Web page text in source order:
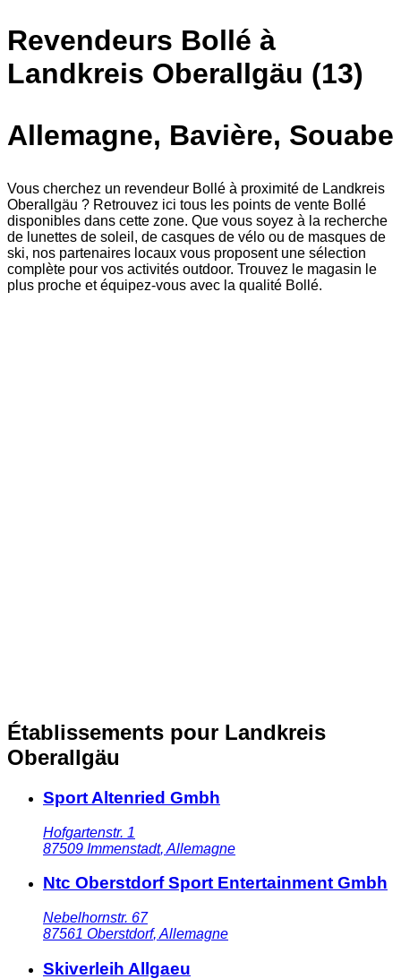
Revendeurs Bollé à
Landkreis Oberallgäu (13)
Allemagne, Bavière, Souabe
Vous cherchez un revendeur Bollé à proximité de Landkreis
Oberallgäu ? Retrouvez ici tous les points de vente Bollé
disponibles dans cette zone. Que vous soyez à la recherche
de lunettes de soleil, de casques de vélo ou de masques de
ski, nos partenaires locaux vous proposent une sélection
complète pour vos activités outdoor. Trouvez le magasin le
plus proche et équipez-vous avec la qualité Bollé.
Établissements pour Landkreis
Oberallgäu
Sport Altenried Gmbh
Hofgartenstr. 1
87509 Immenstadt, Allemagne
Ntc Oberstdorf Sport Entertainment Gmbh
Nebelhornstr. 67
87561 Oberstdorf, Allemagne
Skiverleih Allgaeu